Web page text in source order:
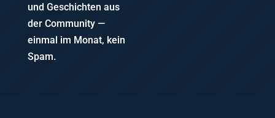
und Geschichten aus
der Community —
einmal im Monat, kein
Spam.